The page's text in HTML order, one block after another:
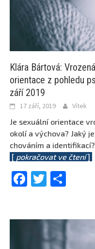
Klára Bártová:
orientace z pohledu
září 2019
17 září, 2019 Vítek
Je sexuální orientace
okolí a výchova? Jaký
chováním a
[ pokračovat ve čtení]
Facebook
Twitter